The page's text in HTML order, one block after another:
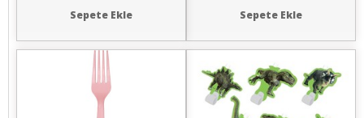
Sepete Ekle
Sepete Ekle